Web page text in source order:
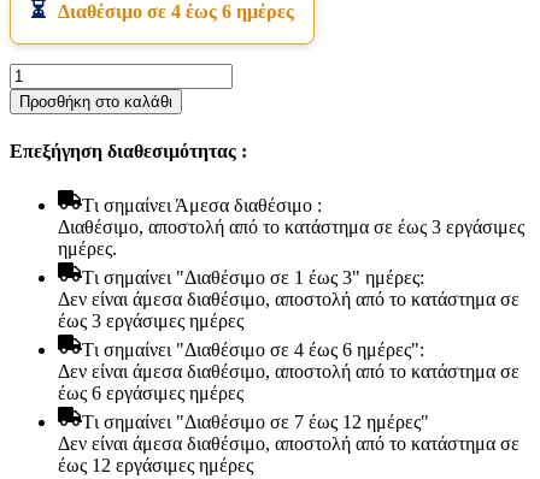
Είδη παραλίας και camping
Διαθέσιμο σε 4 έως 6 ημέρες
Στρώμα
Bs
Strom
Eclipse
Ημίδιπλο
Ελληνικής
κατασκευής
ποσότητα
Προσθήκη στο καλάθι
Επεξήγηση διαθεσιμότητας :
Tι σημαίνει Άμεσα διαθέσιμο :
Διαθέσιμο, αποστολή από το κατάστημα σε έως 3 εργάσιμες
ημέρες.
Tι σημαίνει "Διαθέσιμο σε 1 έως 3" ημέρες:
Δεν είναι άμεσα διαθέσιμο, αποστολή από το κατάστημα σε
έως 3 εργάσιμες ημέρες
Tι σημαίνει "Διαθέσιμο σε 4 έως 6 ημέρες":
Δεν είναι άμεσα διαθέσιμο, αποστολή από το κατάστημα σε
έως 6 εργάσιμες ημέρες
Tι σημαίνει "Διαθέσιμο σε 7 έως 12 ημέρες"
Δεν είναι άμεσα διαθέσιμο, αποστολή από το κατάστημα σε
έως 12 εργάσιμες ημέρες